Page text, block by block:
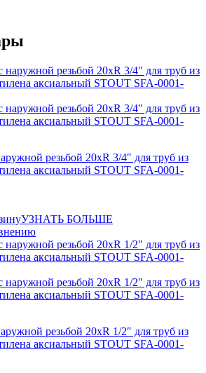
резьбой 20xR 3/4″ для труб из
аксиальный STOUT SFA-0001-
УЗНАТЬ БОЛЬШЕ
резьбой 20xR 1/2″ для труб из
аксиальный STOUT SFA-0001-